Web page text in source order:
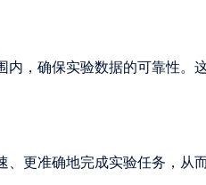
，确保实验数据的可靠性。
更准确地完成实验任务，从